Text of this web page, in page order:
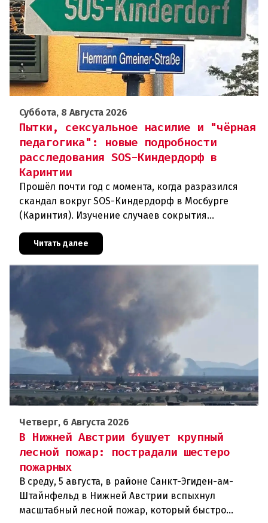
Суббота, 8 Августа 2026
Пытки, сексуальное насилие и "чёрная
педагогика": новые подробности
расследования SOS-Киндердорф в
Каринтии
Прошёл почти год с момента, когда разразился
скандал вокруг SOS-Киндердорф в Мосбурге
(Каринтия). Изучение случаев сокрытия
масштабное расследование, которое продо
Читать далее
Четверг, 6 Августа 2026
В Нижней Австрии бушует крупный
лесной пожар: пострадали шестеро
пожарных
В среду, 5 августа, в районе Санкт-Эгиден-ам-
Штайнфельд в Нижней Австрии вспыхнул
масштабный лесной пожар, который быстро